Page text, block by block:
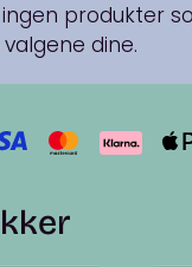
produkter
dine.